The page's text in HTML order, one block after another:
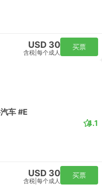
USD 30
含税 每个成人
买票
车 #E
4.1
USD 30
含税 每个成人
买票